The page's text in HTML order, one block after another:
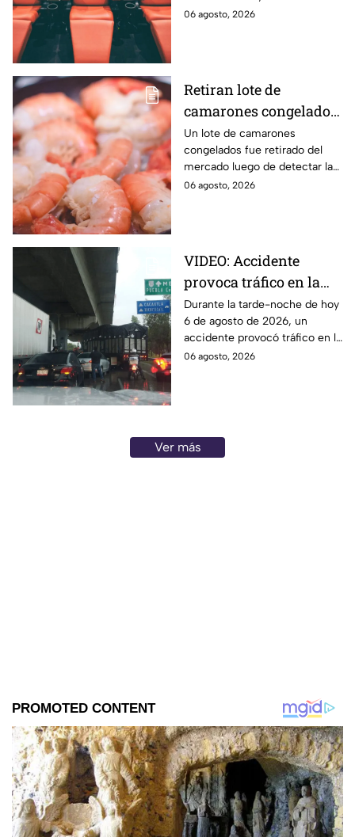
son las actividades que habrá
06 agosto, 2026
Retiran lote de
camarones congelados
por riesgo sanitario;
detectan salmonella en
España
Un lote de camarones
congelados fue retirado del
mercado luego de detectar la
presencia de salmonella, una
06 agosto, 2026
VIDEO: Accidente
provoca tráfico en la
autopista México-
Puebla HOY
Durante la tarde-noche de hoy
6 de agosto de 2026, un
accidente provocó tráfico en la
autopista México-Puebla. Aquí
06 agosto, 2026
Ver más